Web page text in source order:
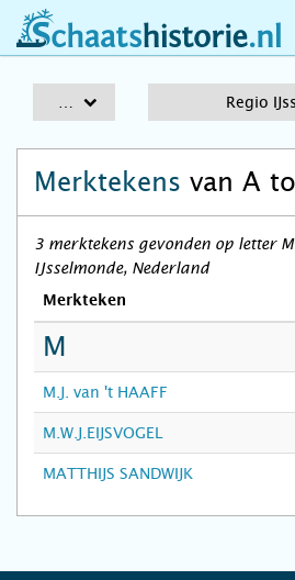
schaatshistorie.nl
Regio
Merktekens van A
3 merktekens gevonden op letter
IJsselmonde, Nederland
Merkteken
M
M.J. van 't HAAFF
M.W.J.EIJSVOGEL
MATTHIJS SANDWIJK